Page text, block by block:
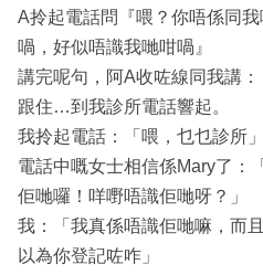
A拎起電話問『喂？你唔係同
喎，好似唔識我哋咁喎』
講完呢句，阿A收咗線同我講：
跟住…到我診所電話響起。
我拎起電話：「喂，乜乜診所」
電話中嘅女士相信係Mary了：
佢哋囉！咩嘢唔識佢哋呀？」
我：「我真係唔識佢哋嘛，而
以為你登記咗咋」